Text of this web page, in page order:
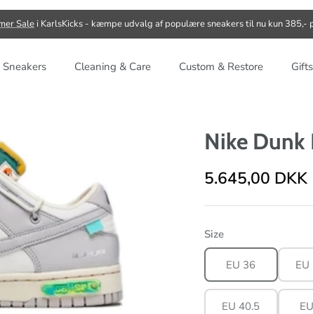
Salei KarlsKicks - kæmpe udvalg af populære sneakers til nu kun 385,-
Cleaning & Care Custom & Restore
Nike
5.645,00 DKK
Size
EU 36 EU
EU 40.5